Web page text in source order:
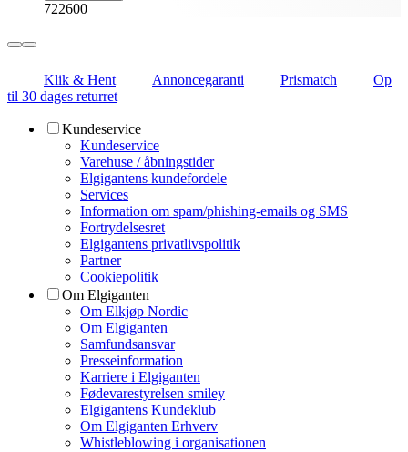
722600
Klik & Hent Annoncegaranti Prismatch
Op
til 30 dages returret
Kundeservice
Kundeservice
Varehuse / åbningstider
Elgigantens kundefordele
Services
Information om spam/phishing-emails og SMS
Fortrydelsesret
Elgigantens privatlivspolitik
Partner
Cookiepolitik
Om Elgiganten
Om Elkjøp Nordic
Om Elgiganten
Samfundsansvar
Presseinformation
Karriere i Elgiganten
Fødevarestyrelsen smiley
Elgigantens Kundeklub
Om Elgiganten Erhverv
Whistleblowing i organisationen